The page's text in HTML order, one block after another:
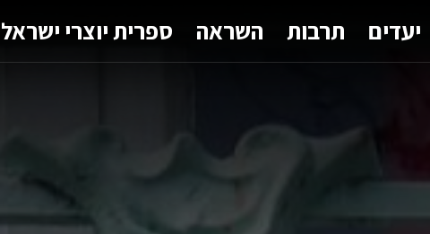
יעדים תרבות השראה ספרית יוצרי ישראל